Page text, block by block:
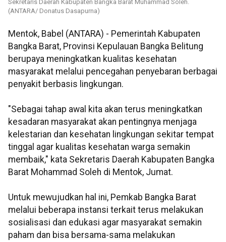
Sekretaris Daerah Kabupaten Bangka Barat Muhammad Soleh.
(ANTARA/ Donatus Dasapurna)
Mentok, Babel (ANTARA) - Pemerintah Kabupaten
Bangka Barat, Provinsi Kepulauan Bangka Belitung
berupaya meningkatkan kualitas kesehatan
masyarakat melalui pencegahan penyebaran berbagai
penyakit berbasis lingkungan.
"Sebagai tahap awal kita akan terus meningkatkan
kesadaran masyarakat akan pentingnya menjaga
kelestarian dan kesehatan lingkungan sekitar tempat
tinggal agar kualitas kesehatan warga semakin
membaik," kata Sekretaris Daerah Kabupaten Bangka
Barat Mohammad Soleh di Mentok, Jumat.
Untuk mewujudkan hal ini, Pemkab Bangka Barat
melalui beberapa instansi terkait terus melakukan
sosialisasi dan edukasi agar masyarakat semakin
paham dan bisa bersama-sama melakukan